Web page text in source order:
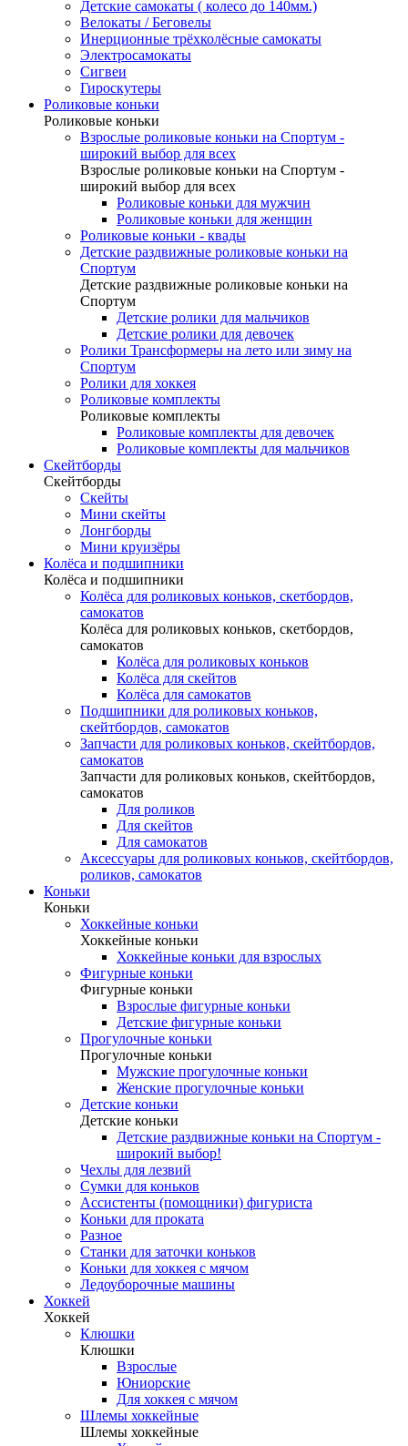
Детские самокаты ( колесо до 140мм.)
Велокаты / Беговелы
Инерционные трёхколёсные самокаты
Электросамокаты
Сигвеи
Гироскутеры
Роликовые коньки
Роликовые коньки
Взрослые роликовые коньки на Спортум -
широкий выбор для всех
Взрослые роликовые коньки на Спортум -
широкий выбор для всех
Роликовые коньки для мужчин
Роликовые коньки для женщин
Роликовые коньки - квады
Детские раздвижные роликовые коньки на
Спортум
Детские раздвижные роликовые коньки на
Спортум
Детские ролики для мальчиков
Детские ролики для девочек
Ролики Трансформеры на лето или зиму на
Спортум
Ролики для хоккея
Роликовые комплекты
Роликовые комплекты
Роликовые комплекты для девочек
Роликовые комплекты для мальчиков
Скейтборды
Скейтборды
Скейты
Мини скейты
Лонгборды
Мини круизёры
Колёса и подшипники
Колёса и подшипники
Колёса для роликовых коньков, скетбордов,
самокатов
Колёса для роликовых коньков, скетбордов,
самокатов
Колёса для роликовых коньков
Колёса для скейтов
Колёса для самокатов
Подшипники для роликовых коньков,
скейтбордов, самокатов
Запчасти для роликовых коньков, скейтбордов,
самокатов
Запчасти для роликовых коньков, скейтбордов,
самокатов
Для роликов
Для скейтов
Для самокатов
Аксессуары для роликовых коньков, скейтбордов,
роликов, самокатов
Коньки
Коньки
Хоккейные коньки
Хоккейные коньки
Хоккейные коньки для взрослых
Фигурные коньки
Фигурные коньки
Взрослые фигурные коньки
Детские фигурные коньки
Прогулочные коньки
Прогулочные коньки
Мужские прогулочные коньки
Женские прогулочные коньки
Детские коньки
Детские коньки
Детские раздвижные коньки на Спортум -
широкий выбор!
Чехлы для лезвий
Сумки для коньков
Ассистенты (помощники) фигуриста
Коньки для проката
Разное
Станки для заточки коньков
Коньки для хоккея с мячом
Ледоуборочные машины
Хоккей
Хоккей
Клюшки
Клюшки
Взрослые
Юниорские
Для хоккея с мячом
Шлемы хоккейные
Шлемы хоккейные